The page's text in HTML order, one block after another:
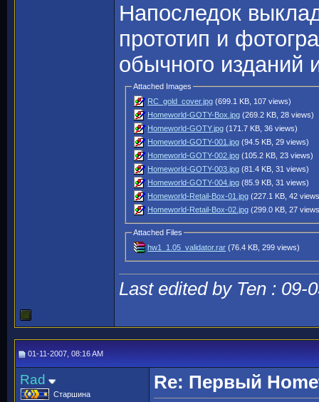
Напоследок
прототип и
обычного изданий
Attached Images
RC_gold_cover.jpg (699.1 KB, 107 views)
Homeworld-GOTY-Box.jpg (269.2 KB, 28 views)
Homeworld-GOTY.jpg (171.7 KB, 36 views)
Homeworld-GOTY-001.jpg (94.5 KB, 29 views)
Homeworld-GOTY-002.jpg (105.2 KB, 23 views)
Homeworld-GOTY-003.jpg (81.4 KB, 31 views)
Homeworld-GOTY-004.jpg (85.9 KB, 31 views)
Homeworld-Retail-Box-01.jpg (227.1 KB, 42
Homeworld-Retail-Box-02.jpg (299.0 KB, 27
Attached Files
hw1_1.05_validator.rar (76.4 KB, 299 views)
Last edited by Ten : 09-
01-11-2007, 08:16 AM
Rad
Старшина
Re: Первый